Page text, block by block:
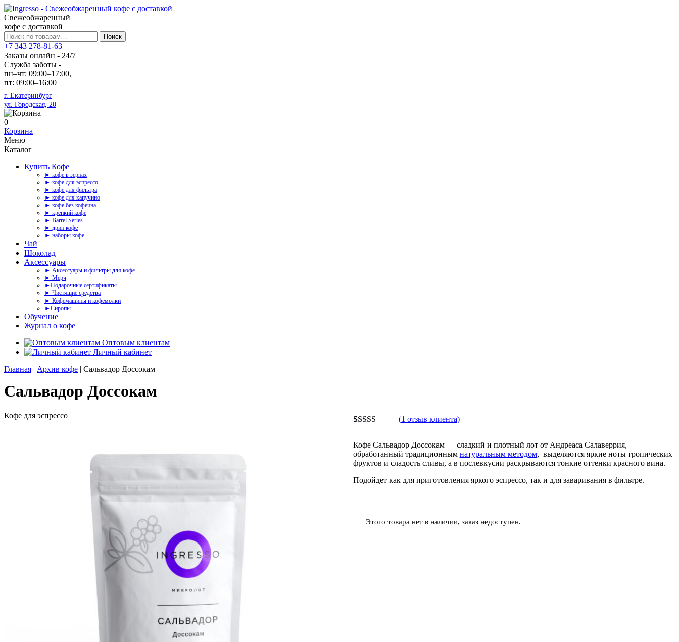
Свежеобжаренный
кофе с доставкой
Искать:
Поиск
+7 343 278-81-63
Заказы онлайн - 24/7
Служба заботы -
пн–чт: 09:00–17:00,
пт: 09:00–16:00
г. Екатеринбург
ул. Городская, 20
0
Корзина
Меню
Каталог
Купить Кофе
► кофе в зернах
► кофе для эспрессо
► кофе для фильтра
► кофе для капучино
► кофе без кофеина
► крепкий кофе
► Barrel Series
► дрип кофе
► наборы кофе
Чай
Шоколад
Аксессуары
► Аксессуары и фильтры для кофе
► Мерч
►Подарочные сертификаты
► Чистящие средства
► Кофемашины и кофемолки
►Сиропы
Обучение
Журнал о кофе
Оптовым клиентам
Личный кабинет
Главная | Архив кофе | Сальвадор Доссокам
Сальвадор Доссокам
Кофе для эспрессо
основе
опроса
пользователя
(1 отзыв клиента)
Кофе Сальвадор Доссокам — сладкий и плотный лот от Андреаса Салаверрия,
обработанный традиционным натуральным методом, выделяются яркие ноты тропических
фруктов и сладость сливы, а в послевкусии раскрываются тонкие оттенки красного вина.
Подойдет как для приготовления яркого эспрессо, так и для заваривания в фильтре.
Этого товара нет в наличии, заказ недоступен.